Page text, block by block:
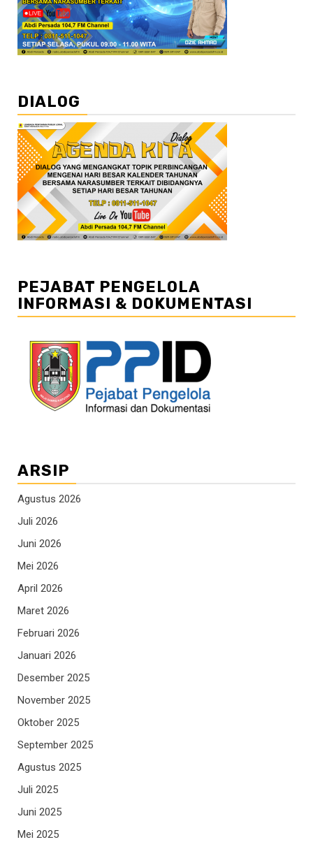
DIALOG
PEJABAT PENGELOLA
INFORMASI & DOKUMENTASI
ARSIP
Agustus 2026
Juli 2026
Juni 2026
Mei 2026
April 2026
Maret 2026
Februari 2026
Januari 2026
Desember 2025
November 2025
Oktober 2025
September 2025
Agustus 2025
Juli 2025
Juni 2025
Mei 2025